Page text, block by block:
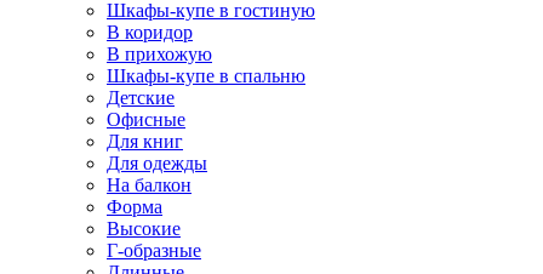
Шкафы-купе в гостиную
В коридор
В прихожую
Шкафы-купе в спальню
Детские
Офисные
Для книг
Для одежды
На балкон
Форма
Высокие
Г-образные